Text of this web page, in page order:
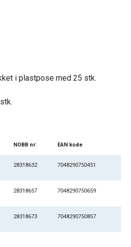
i plastpose med 25 stk.
NOBB nr: EAN kode
28318632 7048290750451
28318657 7048290750659
28318673 7048290750857